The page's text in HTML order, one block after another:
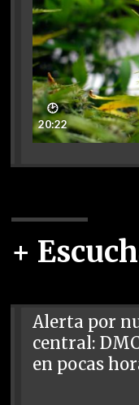
🕑
20:22
+
Alerta por
central:
en pocas